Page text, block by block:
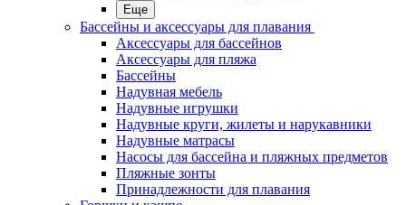
Еще
Бассейны и аксессуары для плавания
Аксессуары для бассейнов
Аксессуары для пляжа
Бассейны
Надувная мебель
Надувные игрушки
Надувные круги, жилеты и нарукавники
Надувные матрасы
Насосы для бассейна и пляжных предметов
Пляжные зонты
Принадлежности для плавания